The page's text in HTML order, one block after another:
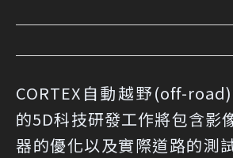
CORTEX自動越野(off-
的5D科技研發工作將包含影
器的優化以及實際道路的測